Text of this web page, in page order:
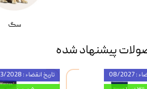
سگ
پیشنهاد شده
تاریخ انقضاء : 03/2028
2027